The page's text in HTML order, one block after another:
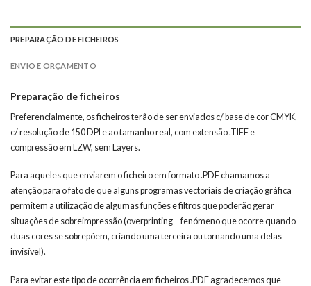
PREPARAÇÃO DE FICHEIROS
ENVIO E ORÇAMENTO
Preparação de ficheiros
Preferencialmente, os ficheiros terão de ser enviados c/ base de cor CMYK,
c/ resolução de 150 DPI e ao tamanho real, com extensão .TIFF e
compressão em LZW, sem Layers.
Para aqueles que enviarem o ficheiro em formato .PDF chamamos a
atenção para o fato de que alguns programas vectoriais de criação gráfica
permitem a utilização de algumas funções e filtros que poderão gerar
situações de sobreimpressão (overprinting – fenómeno que ocorre quando
duas cores se sobrepõem, criando uma terceira ou tornando uma delas
invisível).
Para evitar este tipo de ocorrência em ficheiros .PDF agradecemos que